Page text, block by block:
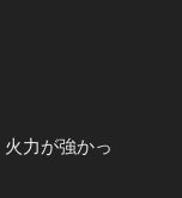
力が強かっ